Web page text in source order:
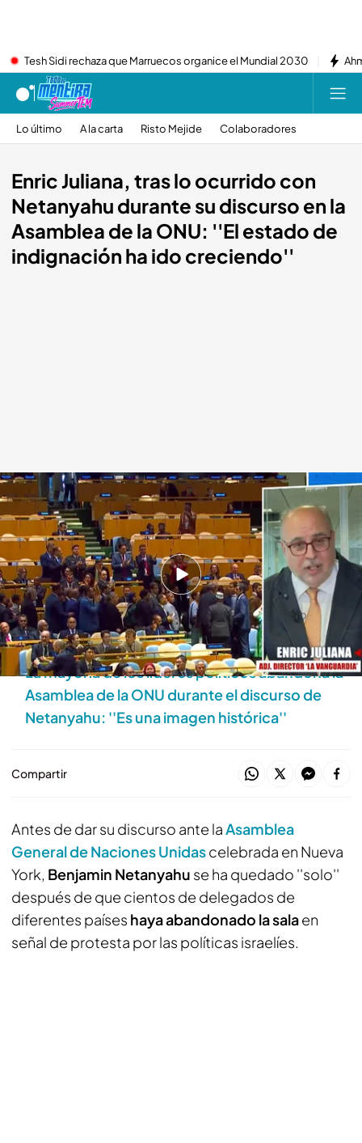
Tesh Sidi rechaza que Marruecos organice el Mundial 2030
Lo último A la carta Risto Mejide Colaboradores
Enric Juliana, tras lo ocurrido con
Netanyahu durante su discurso en la
Asamblea de la ONU: ''El estado de
indignación ha ido creciendo''
Enric Juliana
Déborah De la Calle
26 SEP 2025 - 18:06h.
La mayoría de los líderes políticos han decidido
abandonar la sala cuando Netanyahu ha
comenzado a hablar
La mayoría de los líderes políticos abandona la
Asamblea de la ONU durante el discurso de
Netanyahu: ''Es una imagen histórica''
Compartir
Antes de dar su discurso ante laAsamblea
General de Naciones Unidascelebrada en Nueva
York, Benjamin Netanyahu se ha quedado ''solo''
después de que cientos de delegados de
diferentes países haya abandonado la salaen
señal de protesta por las políticas israelíes.